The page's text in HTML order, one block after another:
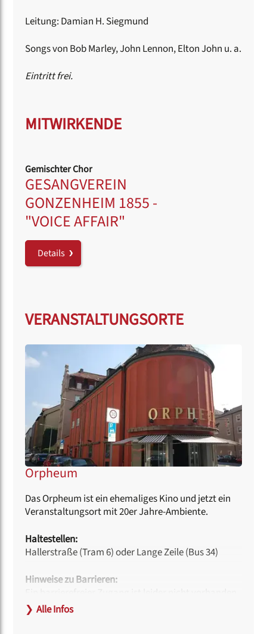
Leitung: Damian H. Siegmund
Songs von Bob Marley, John Lennon, Elton John u. a.
Eintritt frei.
MITWIRKENDE
Gemischter Chor
GESANGVEREIN
GONZENHEIM 1855 -
"VOICE AFFAIR"
Details
VERANSTALTUNGSORTE
Orpheum
Das Orpheum ist ein ehemaliges Kino und jetzt ein
Veranstaltungsort mit 20er Jahre-Ambiente.
Haltestellen:
Hallerstraße (Tram 6) oder Lange Zeile (Bus 34)
Hinweise zu Barrieren:
❯ Alle Infos